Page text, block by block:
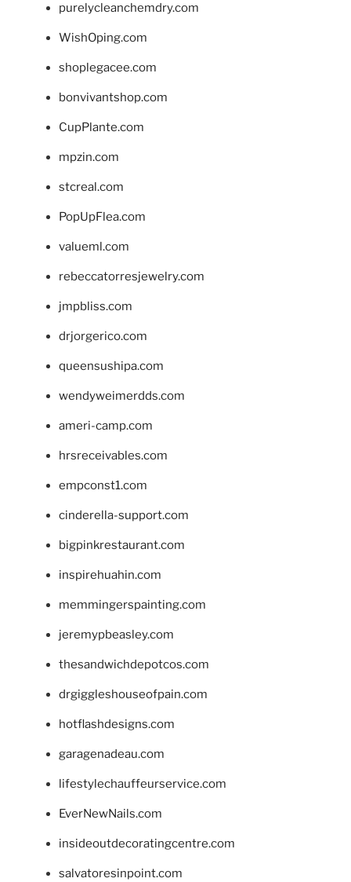
purelycleanchemdry.com
WishOping.com
shoplegacee.com
bonvivantshop.com
CupPlante.com
mpzin.com
stcreal.com
PopUpFlea.com
valueml.com
rebeccatorresjewelry.com
jmpbliss.com
drjorgerico.com
queensushipa.com
wendyweimerdds.com
ameri-camp.com
hrsreceivables.com
empconst1.com
cinderella-support.com
bigpinkrestaurant.com
inspirehuahin.com
memmingerspainting.com
jeremypbeasley.com
thesandwichdepotcos.com
drgiggleshouseofpain.com
hotflashdesigns.com
garagenadeau.com
lifestylechauffeurservice.com
EverNewNails.com
insideoutdecoratingcentre.com
salvatoresinpoint.com